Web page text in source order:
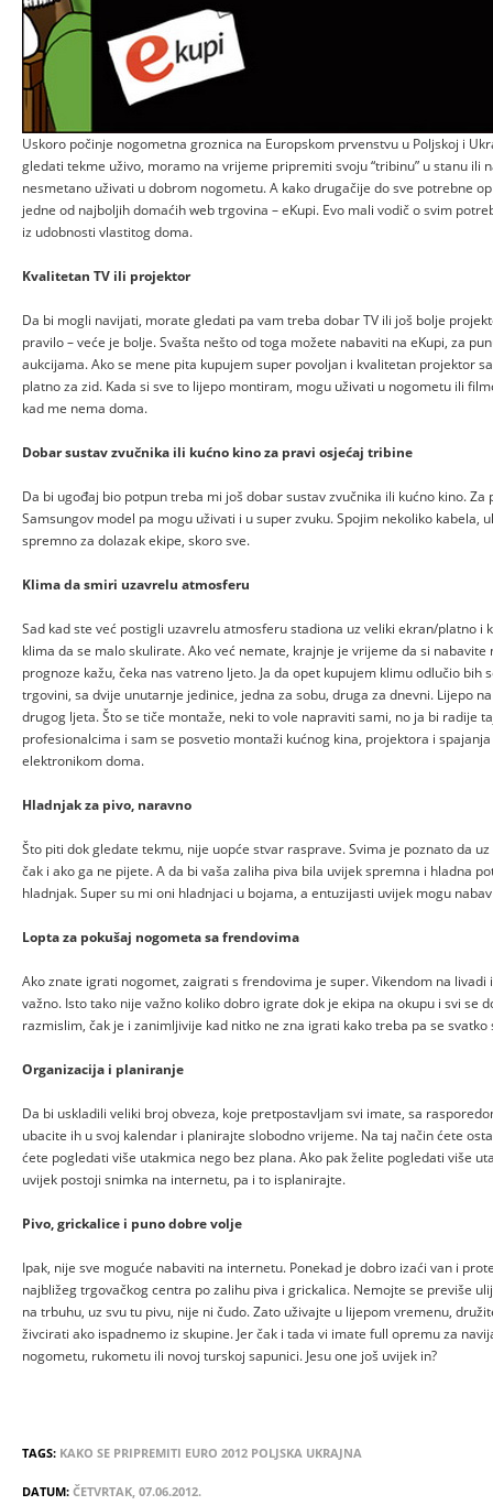
Uskoro počinje nogometna groznica na Europskom prvenstvu u Poljskoj i
gledati tekme uživo, moramo na vrijeme pripremiti svoju “tribinu” u stanu ili
nesmetano uživati u dobrom nogometu. A kako drugačije do sve potrebne
jedne od najboljih domaćih web trgovina – eKupi. Evo mali vodič o svim
iz udobnosti vlastitog doma.
Kvalitetan TV ili projektor
Da bi mogli navijati, morate gledati pa vam treba dobar TV ili još bolje
pravilo – veće je bolje. Svašta nešto od toga možete nabaviti na eKupi, za
aukcijama. Ako se mene pita kupujem super povoljan i kvalitetan projektor
platno za zid. Kada si sve to lijepo montiram, mogu uživati u nogometu ili
kad me nema doma.
Dobar sustav zvučnika ili kućno kino za pravi osjećaj tribine
Da bi ugođaj bio potpun treba mi još dobar sustav zvučnika ili kućno kino. Za
Samsungov model pa mogu uživati i u super zvuku. Spojim nekoliko kabela,
spremno za dolazak ekipe, skoro sve.
Klima da smiri uzavrelu atmosferu
Sad kad ste već postigli uzavrelu atmosferu stadiona uz veliki ekran/platno i
klima da se malo skulirate. Ako već nemate, krajnje je vrijeme da si
prognoze kažu, čeka nas vatreno ljeto. Ja da opet kupujem klimu odlučio bih
trgovini, sa dvije unutarnje jedinice, jedna za sobu, druga za dnevni. Lijepo
drugog ljeta. Što se tiče montaže, neki to vole napraviti sami, no ja bi radije
profesionalcima i sam se posvetio montaži kućnog kina, projektora i
elektronikom doma.
Hladnjak za pivo, naravno
Što piti dok gledate tekmu, nije uopće stvar rasprave. Svima je poznato da
čak i ako ga ne pijete. A da bi vaša zaliha piva bila uvijek spremna i hladna
hladnjak. Super su mi oni hladnjaci u bojama, a entuzijasti uvijek mogu
Lopta za pokušaj nogometa sa frendovima
Ako znate igrati nogomet, zaigrati s frendovima je super. Vikendom na
važno. Isto tako nije važno koliko dobro igrate dok je ekipa na okupu i svi se
razmislim, čak je i zanimljivije kad nitko ne zna igrati kako treba pa se svatko
Organizacija i planiranje
Da bi uskladili veliki broj obveza, koje pretpostavljam svi imate, sa
ubacite ih u svoj kalendar i planirajte slobodno vrijeme. Na taj način ćete
ćete pogledati više utakmica nego bez plana. Ako pak želite pogledati više
uvijek postoji snimka na internetu, pa i to isplanirajte.
Pivo, grickalice i puno dobre volje
Ipak, nije sve moguće nabaviti na internetu. Ponekad je dobro izaći van i
najbližeg trgovačkog centra po zalihu piva i grickalica. Nemojte se previše
na trbuhu, uz svu tu pivu, nije ni čudo. Zato uživajte u lijepom vremenu,
živcirati ako ispadnemo iz skupine. Jer čak i tada vi imate full opremu za
nogometu, rukometu ili novoj turskoj sapunici. Jesu one još uvijek in?
TAGS: KAKO SE PRIPREMITI EURO 2012 POLJSKA UKRAJNA
DATUM: ČETVRTAK, 07.06.2012.